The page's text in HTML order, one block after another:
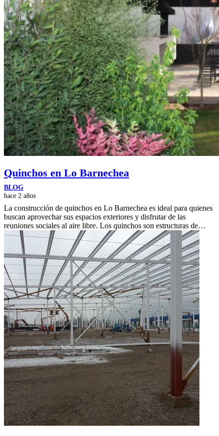
Quinchos en Lo Barnechea
BLOG
hace 2 años
La construcción de quinchos en Lo Barnechea es ideal para quienes
buscan aprovechar sus espacios exteriores y disfrutar de las
reuniones sociales al aire libre. Los quinchos son estructuras de…